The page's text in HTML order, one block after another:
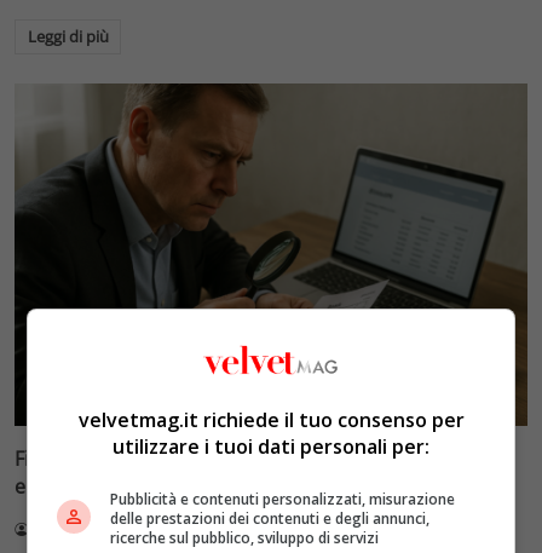
Leggi di più
Fisco e conti correnti: la doppia soglia di 20% e 71mila
euro che scatta gli accertamenti
Redazione VelvetMAG 5 Agosto 2026
velvetmag.it richiede il tuo consenso per
utilizzare i tuoi dati personali per:
Pubblicità e contenuti personalizzati, misurazione
delle prestazioni dei contenuti e degli annunci,
ricerche sul pubblico, sviluppo di servizi